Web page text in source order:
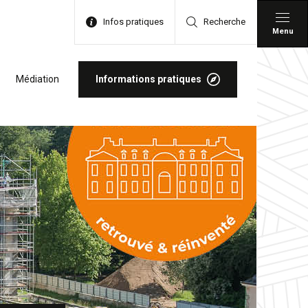
Infos pratiques Recherche
Médiation Informations pratiques
Menu